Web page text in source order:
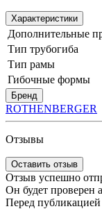
Характеристики
Дополнительные
Тип трубогиба
Тип рамы
Гибочные формы
Бренд
ROTHENBERGER
Отзывы
Оставить отзыв
Отзыв успешно
Он будет проверен
Перед